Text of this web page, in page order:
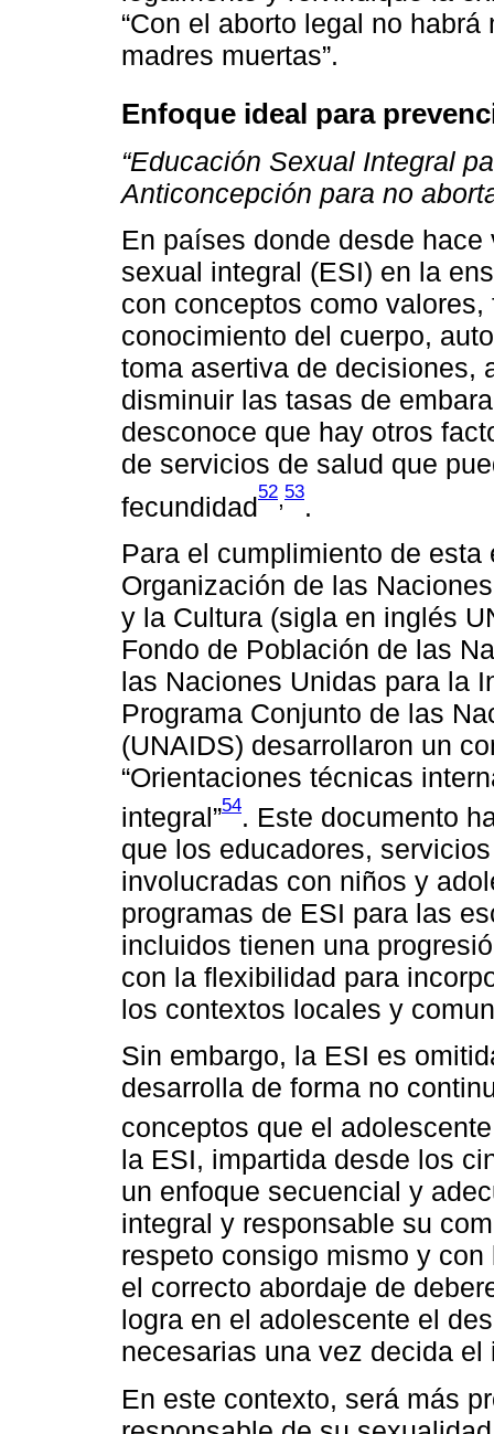
“Con el aborto legal no
madres muertas”.
Enfoque ideal para
“Educación Sexual Integral
Anticoncepción para no
En países donde desde
sexual integral (ESI) en la
con conceptos como
conocimiento del cuerpo,
toma asertiva de decisiones,
disminuir las tasas de
desconoce que hay otros
de servicios de salud que
fecundidad
52,53
.
Para el cumplimiento de
Organización de las
y la Cultura (sigla en inglés
Fondo de Población de las
las Naciones Unidas para la
Programa Conjunto de las
(UNAIDS) desarrollaron un
“Orientaciones técnicas
integral”54. Este documento
que los educadores,
involucradas con niños y
programas de ESI para las
incluidos tienen una
con la flexibilidad para
los contextos locales y
Sin embargo, la ESI es
desarrolla de forma no
conceptos que el
la ESI, impartida desde los
un enfoque secuencial y
integral y responsable su
respeto consigo mismo y
el correcto abordaje de
logra en el adolescente el
necesarias una vez decida
En este contexto, será más